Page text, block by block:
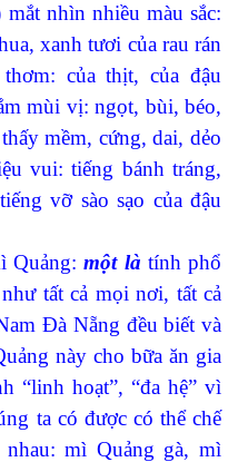
nhìn nhiều màu sắc:
xanh tươi của rau rán
của thịt, của đậu
mùi vị: ngọt, bùi, béo,
mềm, cứng, dai, dẻo
vui: tiếng bánh tráng,
vỡ sào sạo của đậu
Quảng:một là tính phổ
tất cả mọi nơi, tất cả
Đà Nẵng đều biết và
này cho bữa ăn gia
“linh hoạt”, “đa hệ” vì
ta có được có thể chế
mì Quảng gà, mì